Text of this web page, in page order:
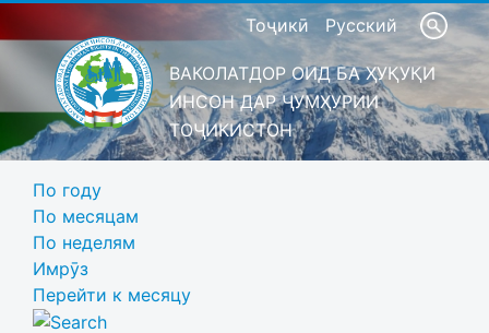
Тоҷикӣ Русский
ВАКОЛАТДОР ОИД БА ҲУҚУҚИ
ИНСОН ДАР ҶУМҲУРИИ
ТОҶИКИСТОН
По году
По месяцам
По неделям
Имрӯз
Перейти к месяцу